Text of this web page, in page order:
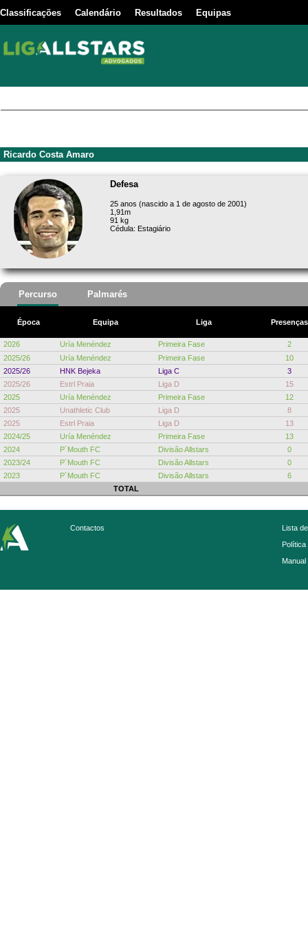
Classificações Calendário Resultados Equipas
Ricardo Costa Amaro
Defesa
25 anos (nascido a 1 de agosto de 2001)
1,91m
91 kg
Cédula: Estagiário
Percurso Palmarés
Época Equipa Liga Presenças
2026 Uría Menéndez Primeira Fase
2
2025/26
Uría Menéndez Primeira Fase
10
2025/26
HNK Bejeka Liga C
3
2025/26
Estrl Praia Liga D
15
2025
Uría Menéndez Primeira Fase
12
2025
Unathletic Club Liga D
8
2025
Estrl Praia Liga D
13
2024/25
Uría Menéndez Primeira Fase
13
2024
P´Mouth FC Divisão Allstars
0
2023/24
P´Mouth FC Divisão Allstars
0
2023
P´Mouth FC Divisão Allstars
6
TOTAL
Contactos
Lista